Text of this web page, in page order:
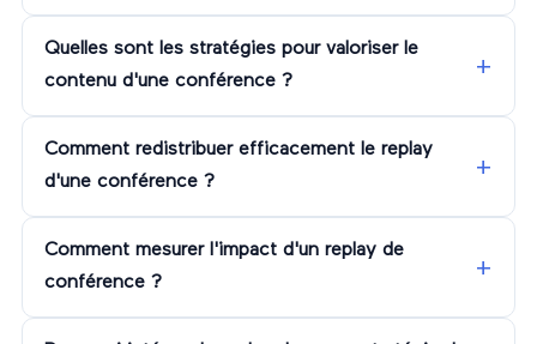
Quelles sont les stratégies pour valoriser le
contenu d'une conférence ?
Comment redistribuer efficacement le replay
d'une conférence ?
Comment mesurer l'impact d'un replay de
conférence ?